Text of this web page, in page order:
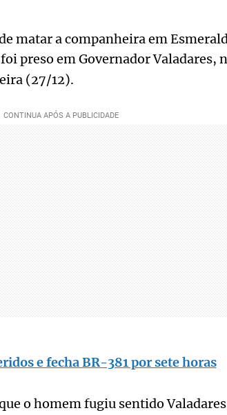
matar a companheira em
preso em Governador Valadares,
(27/12).
e fecha BR-381 por sete horas
o homem fugiu sentido